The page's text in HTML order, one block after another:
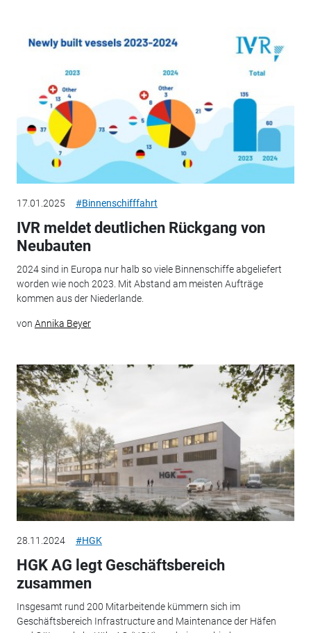
17.01.2025 #Binnenschifffahrt
IVR meldet deutlichen Rückgang von
Neubauten
2024 sind in Europa nur halb so viele Binnenschiffe abgeliefert
worden wie noch 2023. Mit Abstand am meisten Aufträge
kommen aus der Niederlande.
von Annika Beyer
28.11.2024 #HGK
HGK AG legt Geschäftsbereich
zusammen
Insgesamt rund 200 Mitarbeitende kümmern sich im
Geschäftsbereich Infrastructure and Maintenance der Häfen